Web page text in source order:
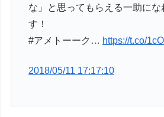
な」と思ってもらえる一助に
す！
#アメトーーク… https://t.co/
2018/05/11 17:17:10